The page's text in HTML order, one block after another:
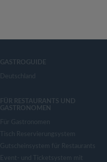
GASTROGUIDE
Deutschland
FÜR RESTAURANTS UND
GASTRONOMEN
Für Gastronomen
Tisch Reservierungsystem
Gutscheinsystem für Restaurants
Event- und Ticketsystem mit